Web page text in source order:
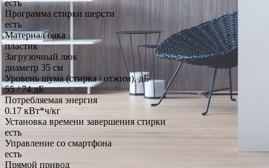
есть
Программа стирки шерсти
есть
Материал бака
пластик
Загрузочный люк
диаметр 35 см
Уровень шума (стирка / отжим), дБ
55 / 74 дБ
Потребляемая энергия
0.17 кВт*ч/кг
Установка времени завершения стирки
есть
Управление со смартфона
есть
Прямой привод